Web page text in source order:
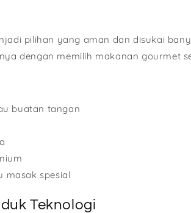
pilihan yang aman dan disukai
dengan memilih makanan gourmet
buatan tangan
masak spesial
Teknologi